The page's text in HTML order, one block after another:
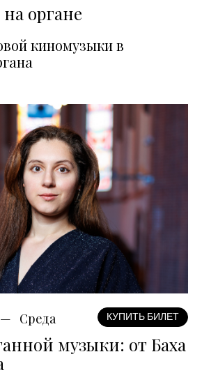
органе
киномузыки в
Среда КУПИТЬ БИЛЕТ
музыки: от Баха